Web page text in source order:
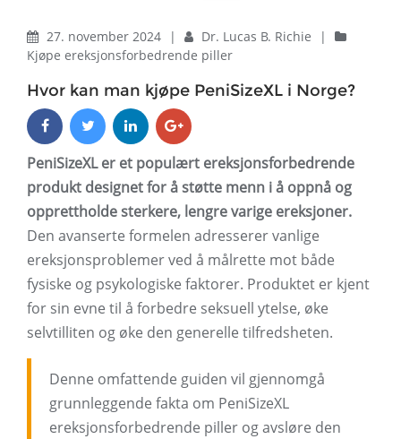
27. november 2024 | Dr. Lucas B. Richie
|
Kjøpe ereksjonsforbedrende piller
Hvor kan man kjøpe PeniSizeXL i Norge?
PeniSizeXL er et populært ereksjonsforbedrende
produkt designet for å støtte menn i å oppnå og
opprettholde sterkere, lengre varige ereksjoner.
Den avanserte formelen adresserer vanlige
ereksjonsproblemer ved å målrette mot både
fysiske og psykologiske faktorer. Produktet er kjent
for sin evne til å forbedre seksuell ytelse, øke
selvtilliten og øke den generelle tilfredsheten.
Denne omfattende guiden vil gjennomgå
grunnleggende fakta om PeniSizeXL
ereksjonsforbedrende piller og avsløre den